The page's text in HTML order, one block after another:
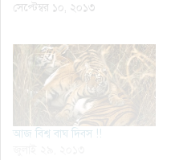
সেপ্টেম্বর ১০, ২০১৩
আজ বিশ্ব বাঘ দিবস !!